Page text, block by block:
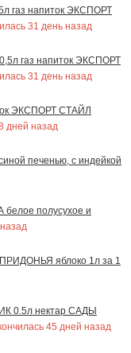
газ напиток ЭКСПОРТ
31 день назад
газ напиток ЭКСПОРТ
31 день назад
ЭКСПОРТ СТАЙЛ
дней назад
печенью, с индейкой
белое полусухое и
яблоко 1л за 1
0.5л нектар САДЫ
45 дней назад